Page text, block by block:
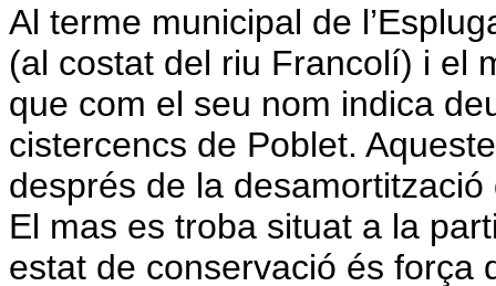
Al terme municipal de
(al costat del riu Francolí) i el
que com el seu nom indica
cistercencs de Poblet.
després de la
El mas es troba situat a la
estat de conservació és força